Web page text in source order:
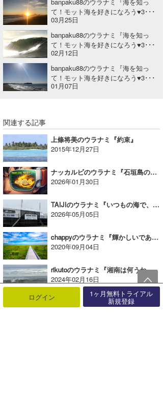
て！モット海を好きになろう♥3･･･
03月25日
banpaku88のウラナミ『海を知っ
て！モット海を好きになろう♥3･･･
02月12日
banpaku88のウラナミ『海を知っ
て！モット海を好きになろう♥3･･･
01月07日
関連する記事
上條将美のウラナミ『約束』
2015年12月27日
ナッカルビのウラナミ『石垣島の深海にDB的な新種がいた！』
2026年01月30日
TAIJIのウラナミ『いつもの海で、いつものみんなが 〜S.LEAGUE グランドファイナル〜』
2026年05月05日
chappyのウラナミ『輝かしいであろう未来のために』
2020年09月04日
rikutoのウラナミ『湘南は何うねりが良いの？』
2024年02月16日
ログイン 1ヶ月無料トライアル
新規登録